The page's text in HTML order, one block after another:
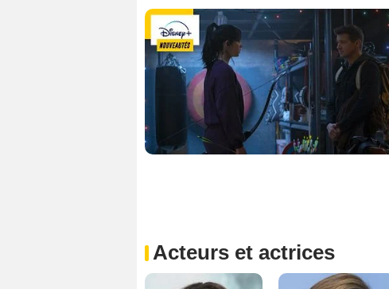
Acteurs et actrices